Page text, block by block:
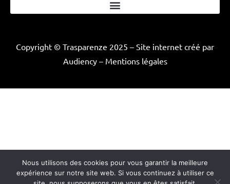
Copyright © Trasparenze 2025 – Site internet créé par
Audiency– Mentions légales
Nous utilisons des cookies pour vous garantir la meilleure
expérience sur notre site web. Si vous continuez à utiliser ce